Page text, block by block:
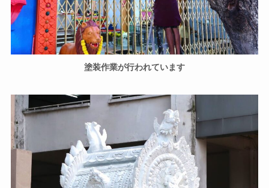
塗装作業が行われています